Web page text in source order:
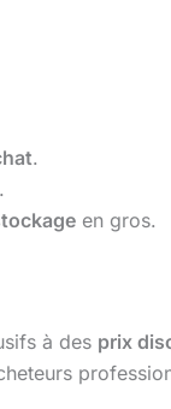
.
.
en gros.
à des prix